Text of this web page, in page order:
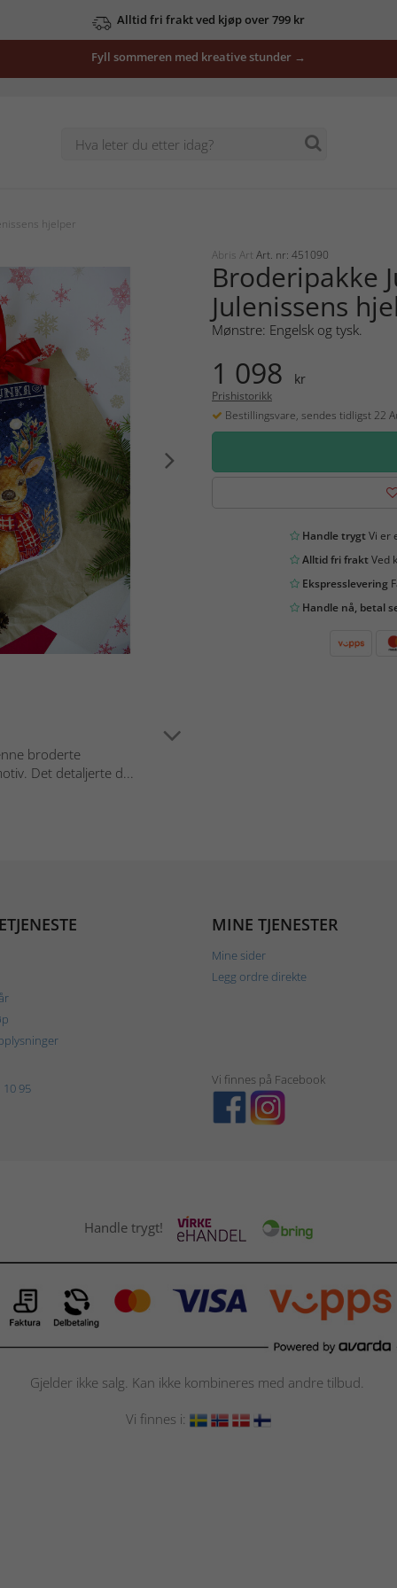
Alltid fri frakt ved kjøp over 799 kr
Fyll sommeren med kreative stunder →
hjelper
broderte
Det detaljerte d...
Abris Art Art. nr: 451090
Broderipakke
Julenissens
Mønstre: Engelsk og tysk.
1 098 kr
Prishistorikk
Bestillingsvare, sendes tidligst 22
Handle trygtVi er
Alltid fri fraktVed
Ekspresslevering
Handle nå, betal
MINE TJENESTER
Mine sider
Legg ordre direkte
10 95
Vi finnes på Facebook
Handle trygt!
Gjelder ikke salg. Kan ikke kombineres med andre tilbud.
Vi finnes i: